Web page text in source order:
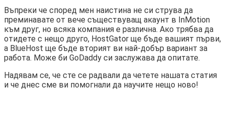
Въпреки че според мен наистина не си струва да
преминавате от вече съществуващ акаунт в InMotion
към друг, но всяка компания е различна. Ако трябва да
отидете с нещо друго, HostGator ще бъде вашият първи,
а BlueHost ще бъде вторият ви най-добър вариант за
работа. Може би GoDaddy си заслужава да опитате.
Надявам се, че сте се радвали да четете нашата статия
и че днес сме ви помогнали да научите нещо ново!